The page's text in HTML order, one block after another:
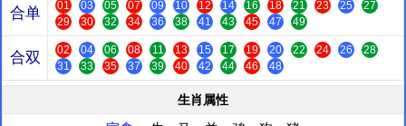
合单 01 03 05 07 09 10 12 14 16 18 21 23 25
27
29
30 32 34 36 38 41 43 45 47 49
合双 02 04 06 08 11 13 15 17 19 20 22 24 26
28
31
33 35 37 39 40 42 44 46 48
生肖属性